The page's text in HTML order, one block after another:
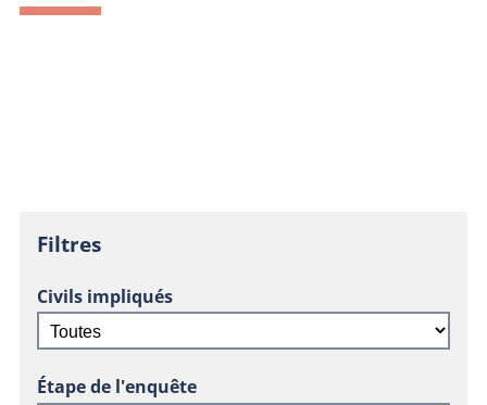
Filtres
Civils impliqués
Étape de l'enquête